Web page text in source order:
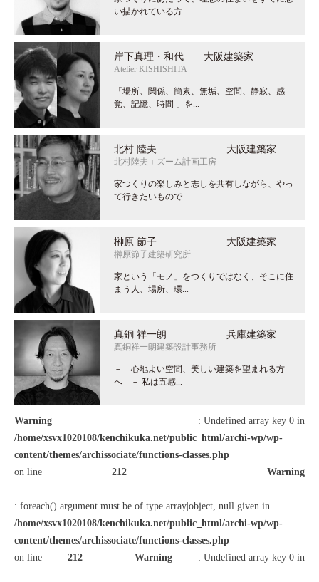
い描かれている方...
岸下真理・和代 大阪建築家
Atelier KISHISHITA
「場所、関係、簡素、無垢、空間、静寂、感
覚、記憶、時間 」を...
北村 陸夫 大阪建築家
北村陸夫＋ズーム計画工房
家つくりの楽しみと志しを共有しながら、やっ
て行きたいもので...
榊原 節子 大阪建築家
榊原節子建築研究所
家という「モノ」をつくりではなく、そこに住
まう人、場所、環...
真銅 祥一朗 兵庫建築家
真銅祥一朗建築設計事務所
－ 心地よい空間、美しい建築を望まれる方
へ － 私は五感...
Warning
: Undefined array key 0 in
/home/xsvx1020108/kenchikuka.net/public_html/archi-wp/wp-
content/themes/archissociate/functions-classes.php
on line
212 Warning
: foreach() argument must be of type array|object, null given in
/home/xsvx1020108/kenchikuka.net/public_html/archi-wp/wp-
content/themes/archissociate/functions-classes.php
on line
212 Warning : Undefined array key 0 in